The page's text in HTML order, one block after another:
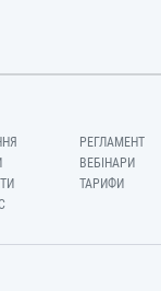
РЕГЛАМЕНТ
ВЕБІНАРИ
ТАРИФИ